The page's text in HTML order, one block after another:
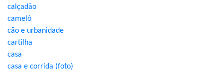
calçadão
camelô
cão e urbanidade
cartilha
casa
casa e corrida (foto)